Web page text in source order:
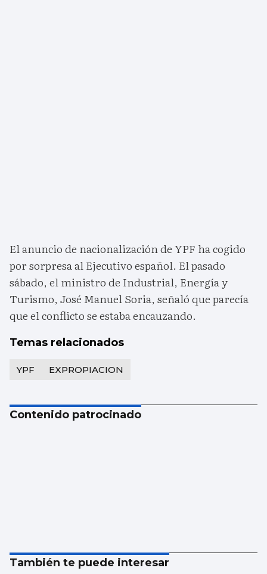
El anuncio de nacionalización de YPF ha cogido
por sorpresa al Ejecutivo español. El pasado
sábado, el ministro de Industrial, Energía y
Turismo, José Manuel Soria, señaló que parecía
que el conflicto se estaba encauzando.
Temas relacionados
YPF EXPROPIACION
Contenido patrocinado
También te puede interesar